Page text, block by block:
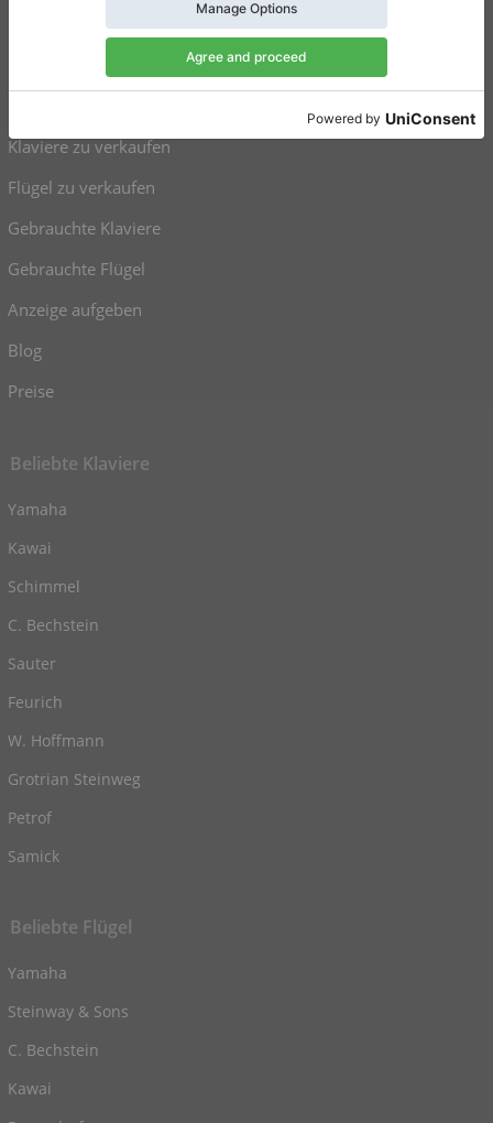
Einwilligungseinstellungen
Resümee
Klaviere zu verkaufen
Flügel zu verkaufen
Gebrauchte Klaviere
Gebrauchte Flügel
Anzeige aufgeben
Blog
Preise
Beliebte Klaviere
Yamaha
Kawai
Schimmel
C. Bechstein
Sauter
Feurich
W. Hoffmann
Grotrian Steinweg
Petrof
Samick
Beliebte Flügel
Yamaha
Steinway & Sons
C. Bechstein
Kawai